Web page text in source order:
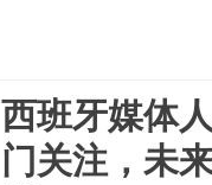
西班牙媒体
门关注，未